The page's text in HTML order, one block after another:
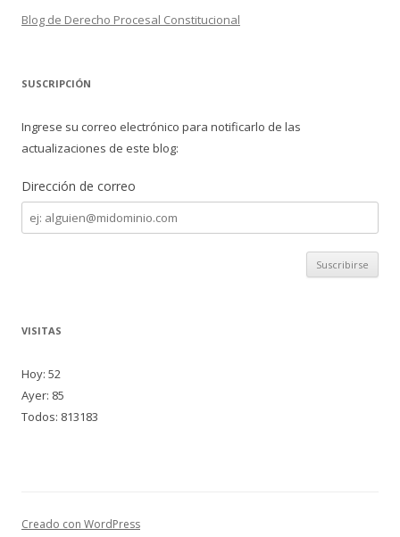
Blog de Derecho Procesal Constitucional
SUSCRIPCIÓN
Ingrese su correo electrónico para notificarlo de las
actualizaciones de este blog:
Dirección de correo
Dirección
de
correo
VISITAS
Hoy: 52
Ayer: 85
Todos: 813183
Creado con WordPress